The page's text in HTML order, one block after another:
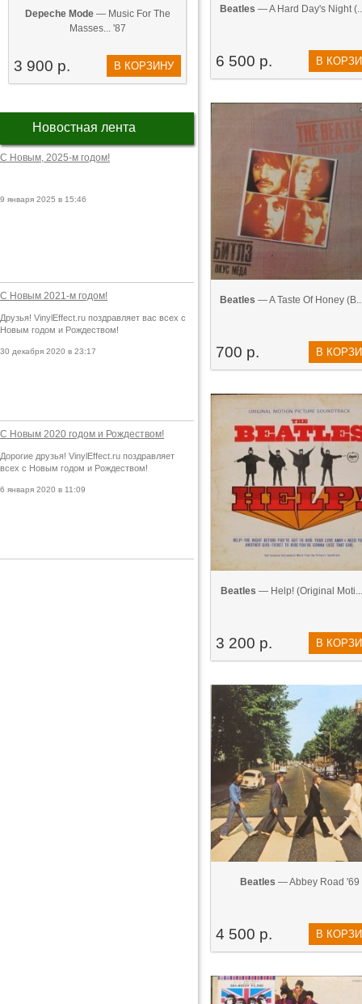
Depeche Mode— Music For The
Masses... '87
3 900 р. В КОРЗИНУ
Новостная лента
С Новым, 2025-м годом!
9 января 2025 в 15:46
С Новым 2021-м годом!
Друзья! VinylEffect.ru поздравляет вас всех с
Новым годом и Рождеством!
30 декабря 2020 в 23:17
С Новым 2020 годом и Рождеством!
Дорогие друзья! VinylEffect.ru поздравляет
всех с Новым годом и Рождеством!
6 января 2020 в 11:09
Beatles — A Hard Day's Night
6 500 р. В
Beatles — A Taste Of Honey
700 р. В
Beatles — Help! (Original
3 200 р. В
Beatles — Abbey Road '69
4 500 р. В